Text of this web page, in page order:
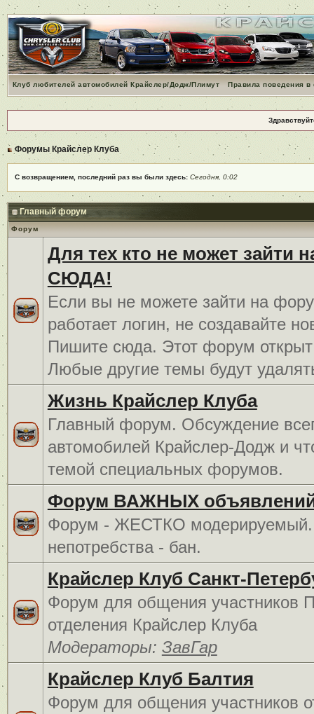
Клуб любителей автомобилей Крайслер/Додж/Плимут Правила поведения
Форумы Крайслер Клуба
С возвращением, последний раз вы были здесь: Сегодня, 0:02
Главный форум
Форум
Для тех кто не может зайти
СЮДА!
Если вы не можете зайти на
работает логин, не создавайте
Пишите сюда. Этот форум открыт
Любые другие темы будут
Жизнь Крайслер Клуба
Главный форум. Обсуждение
автомобилей Крайслер-Додж и
темой специальных форумов.
Форум ВАЖНЫХ
Форум - ЖЕСТКО
непотребства - бан.
Крайслер Клуб Санкт-
Форум для общения участников
отделения Крайслер Клуба
Модераторы: ЗавГар
Крайслер Клуб Балтия
Форум для общения участников